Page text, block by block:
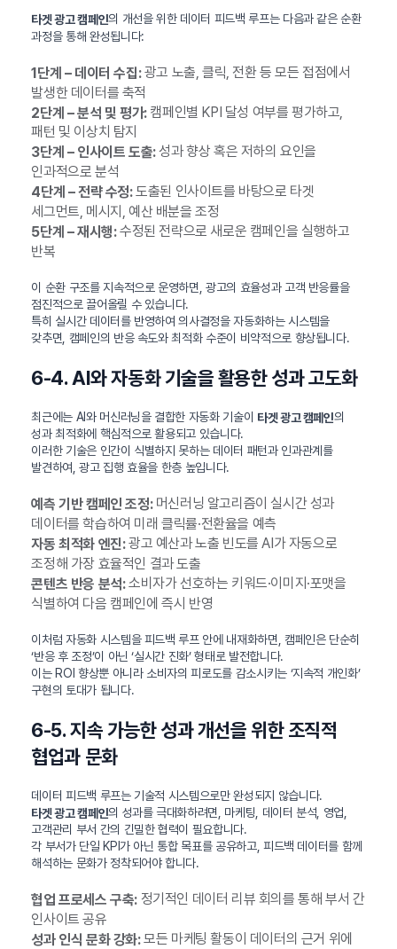
타겟 광고 캠페인의 개선을 위한 데이터 피드백 루프는 다음과 같은 순환
과정을 통해 완성됩니다:
1단계 – 데이터 수집:광고 노출, 클릭, 전환 등 모든 접점에서
발생한 데이터를 축적
2단계 – 분석 및 평가:캠페인별 KPI 달성 여부를 평가하고,
패턴 및 이상치 탐지
3단계 – 인사이트 도출:성과 향상 혹은 저하의 요인을
인과적으로 분석
4단계 – 전략 수정:도출된 인사이트를 바탕으로 타겟
세그먼트, 메시지, 예산 배분을 조정
5단계 – 재시행:수정된 전략으로 새로운 캠페인을 실행하고
반복
이 순환 구조를 지속적으로 운영하면, 광고의 효율성과 고객 반응률을
점진적으로 끌어올릴 수 있습니다.
특히 실시간 데이터를 반영하여 의사결정을 자동화하는 시스템을
갖추면, 캠페인의 반응 속도와 최적화 수준이 비약적으로 향상됩니다.
6-4. AI와 자동화 기술을 활용한 성과 고도화
최근에는 AI와 머신러닝을 결합한 자동화 기술이 타겟 광고 캠페인의
성과 최적화에 핵심적으로 활용되고 있습니다.
이러한 기술은 인간이 식별하지 못하는 데이터 패턴과 인과관계를
발견하여, 광고 집행 효율을 한층 높입니다.
예측 기반 캠페인 조정:머신러닝 알고리즘이 실시간 성과
데이터를 학습하여 미래 클릭률·전환율을 예측
자동 최적화 엔진:광고 예산과 노출 빈도를 AI가 자동으로
조정해 가장 효율적인 결과 도출
콘텐츠 반응 분석:소비자가 선호하는 키워드·이미지·포맷을
식별하여 다음 캠페인에 즉시 반영
이처럼 자동화 시스템을 피드백 루프 안에 내재화하면, 캠페인은 단순히
‘반응 후 조정’이 아닌 ‘실시간 진화’ 형태로 발전합니다.
이는 ROI 향상뿐 아니라 소비자의 피로도를 감소시키는 ‘지속적 개인화’
구현의 토대가 됩니다.
6-5. 지속 가능한 성과 개선을 위한 조직적
협업과 문화
데이터 피드백 루프는 기술적 시스템으로만 완성되지 않습니다.
타겟 광고 캠페인의 성과를 극대화하려면, 마케팅, 데이터 분석, 영업,
고객관리 부서 간의 긴밀한 협력이 필요합니다.
각 부서가 단일 KPI가 아닌 통합 목표를 공유하고, 피드백 데이터를 함께
해석하는 문화가 정착되어야 합니다.
협업 프로세스 구축:정기적인 데이터 리뷰 회의를 통해 부서 간
인사이트 공유
성과 인식 문화 강화:모든 마케팅 활동이 데이터의 근거 위에